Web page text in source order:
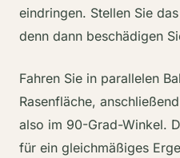
eindringen. Stellen Sie
denn dann beschädigen
Fahren Sie in parallelen
Rasenfläche,
also im 90-Grad-Winkel.
für ein gleichmäßiges